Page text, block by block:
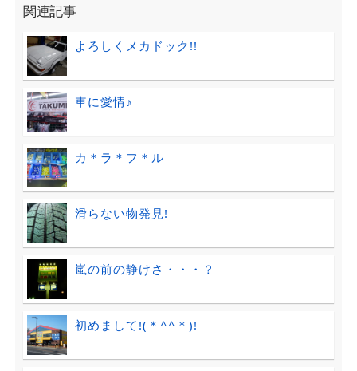
関連記事
よろしくメカドック!!
車に愛情♪
カ＊ラ＊フ＊ル
滑らない物発見!
嵐の前の静けさ・・・？
初めまして!(＊^^＊)!